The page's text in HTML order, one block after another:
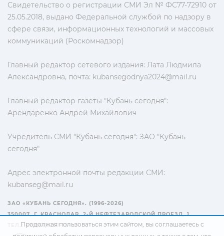
Свидетельство о регистрации СМИ Эл № ФС77-72910 от
25.05.2018, выдано Федеральной службой по надзору в
сфере связи, информационных технологий и массовых
коммуникаций (Роскомнадзор)
Главный редактор сетевого издания: Лата Людмила
Александровна, почта: kubansegodnya2024@mail.ru
Главный редактор газеты "Кубань сегодня":
Арендаренко Андрей Михайлович
Учредитель СМИ "Кубань сегодня": ЗАО "Кубань
сегодня"
Адрес электронной почты редакции СМИ:
kubanseg@mail.ru
ЗАО «КУБАНЬ СЕГОДНЯ». (1996-2026)
350007, Г. КРАСНОДАР, 2-Й НЕФТЕЗАВОДСКОЙ ПРОЕЗД, 1
ТЕЛ.: +7(861) 267-15-15
Продолжая пользоваться этим сайтом, вы соглашаетесь с